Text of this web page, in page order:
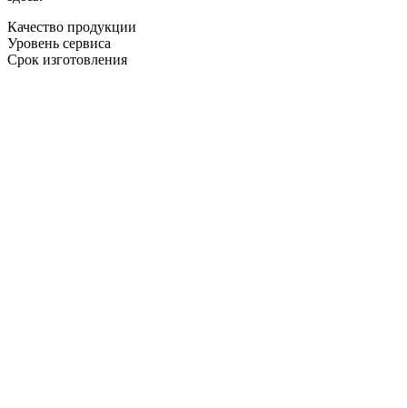
Качество продукции
Уровень сервиса
Срок изготовления